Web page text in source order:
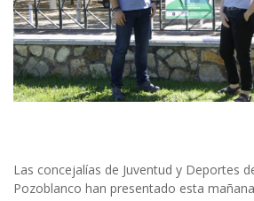
Las concejalías de Juventud y Deportes
Pozoblanco han presentado esta